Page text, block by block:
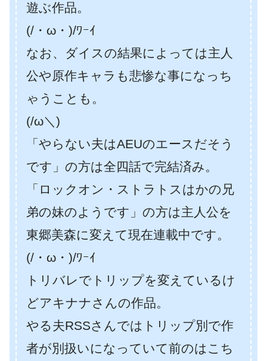
遊ぶ作品。
(/・ω・)/ﾜｰｲ
なお、ダイスの結果によっては主人
公や原作キャラも悲惨な事になっち
ゃうことも。
(/ω＼)
「やらない夫はAEUのエースだそう
です」の方は全四話で完結済み。
「ロックオン・ストラトスはかの兄
弟の妹のようです」の方は主人公を
東郷美森に変えて現在連載中です。
(/・ω・)/ﾜｰｲ
トリバレでトリップを変えているけ
どアキナナさんの作品。
やる夫RSSさんではトリップ別で作
者が別扱いになっていて前のはこち